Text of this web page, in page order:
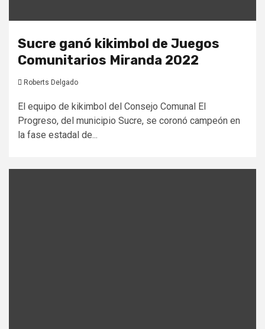
Sucre ganó kikimbol de Juegos
Comunitarios Miranda 2022
Roberts Delgado
El equipo de kikimbol del Consejo Comunal El
Progreso, del municipio Sucre, se coronó campeón en
la fase estadal de...